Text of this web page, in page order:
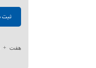
هفت +